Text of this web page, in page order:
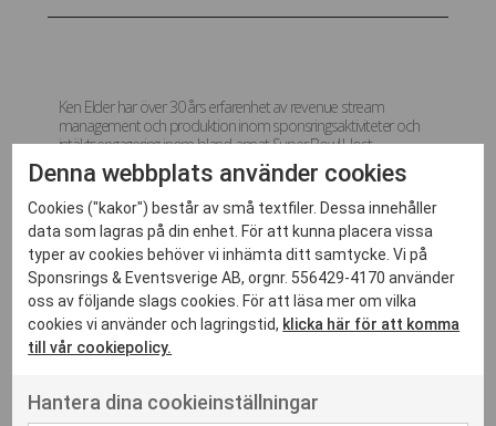
Ken Elder har över 30 års erfarenhet av revenue stream
management och produktion inom sponsringsaktiviteter och
intäktsengagering inom bland annat Super Bowl Host
Committees i USA. Här ger Ken intressanta vinklar och insikter
kring rättighetsarbetet för ett av världens största
idrottsevenemang.
Titta här
Denna webbplats använder cookies
Cookies ("kakor") består av små textfiler. Dessa innehåller
data som lagras på din enhet. För att kunna placera vissa
typer av cookies behöver vi inhämta ditt samtycke. Vi på
Sponsrings & Eventsverige AB, orgnr. 556429-4170 använder
oss av följande slags cookies. För att läsa mer om vilka
cookies vi använder och lagringstid, klicka här för att komma
till vår cookiepolicy.
Hantera dina cookieinställningar